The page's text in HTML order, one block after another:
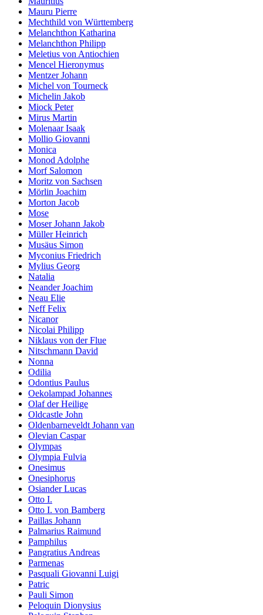
Mauru Pierre
Mechthild von Württemberg
Melanchthon Katharina
Melanchthon Philipp
Meletius von Antiochien
Mencel Hieronymus
Mentzer Johann
Michel von Tourneck
Michelin Jakob
Miock Peter
Mirus Martin
Molenaar Isaak
Mollio Giovanni
Monica
Monod Adolphe
Morf Salomon
Moritz von Sachsen
Mörlin Joachim
Morton Jacob
Mose
Moser Johann Jakob
Müller Heinrich
Musäus Simon
Myconius Friedrich
Mylius Georg
Natalia
Neander Joachim
Neau Elie
Neff Felix
Nicanor
Nicolai Philipp
Niklaus von der Flue
Nitschmann David
Nonna
Odilia
Odontius Paulus
Oekolampad Johannes
Olaf der Heilige
Oldcastle John
Oldenbarneveldt Johann van
Olevian Caspar
Olympas
Olympia Fulvia
Onesimus
Onesiphorus
Osiander Lucas
Otto I.
Otto I. von Bamberg
Paillas Johann
Palmarius Raimund
Pamphilus
Pangratius Andreas
Parmenas
Pasquali Giovanni Luigi
Patric
Pauli Simon
Peloquin Dionysius